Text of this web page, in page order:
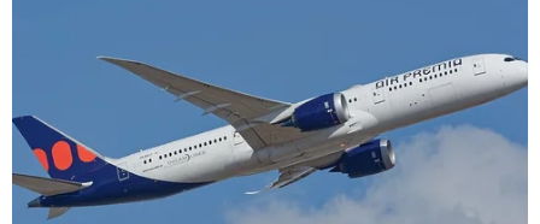
học tập phù hợp. (Ảnh: PV/Vietnam+)
Bắt đầu từ năm học 2020-2021, khi cả nước
chính thức triển khai chương trình giáo dục phổ
thông mới, lần đầu tiên trong lịch sử, Việt Nam